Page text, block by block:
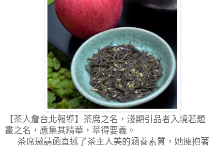
【茶人詹台北報導】 茶席之名，淺顯引品者入境若題
畫之名，應集其精華，萃得要義。
茶席邀請函直述了茶主人美的涵養素質，她擁抱著